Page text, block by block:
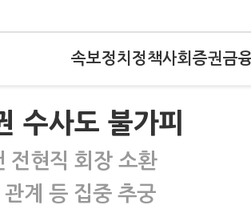
속보정치 정책사회 증권금
수사도 불가피
전현직 회장 소환
계 등 집중 추궁